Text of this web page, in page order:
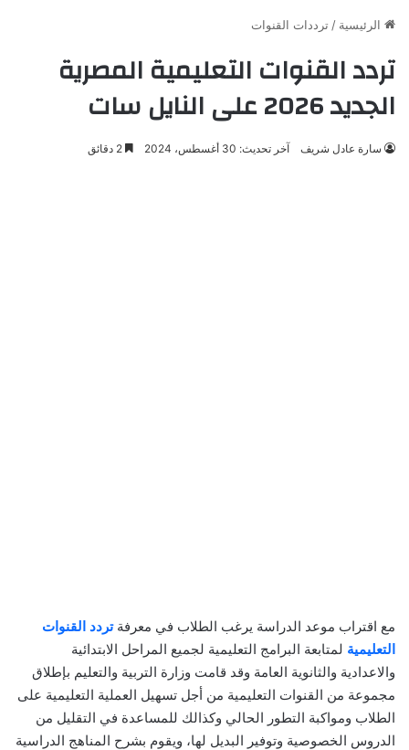
الرئيسية / ترددات القنوات
تردد القنوات التعليمية المصرية
الجديد 2026 على النايل سات
سارة عادل شريف آخر تحديث: 30 أغسطس، 2024
مع اقتراب موعد الدراسة يرغب الطلاب في معرفةتردد القنوات
التعليمية لمتابعة البرامج التعليمية لجميع المراحل الابتدائية
والاعدادية والثانوية العامة وقد قامت وزارة التربية والتعليم بإطلاق
مجموعة من القنوات التعليمية من أجل تسهيل العملية التعليمية على
الطلاب ومواكبة التطور الحالي وكذالك للمساعدة في التقليل من
الدروس الخصوصية وتوفير البديل لها، ويقوم بشرح المناهج الدراسية